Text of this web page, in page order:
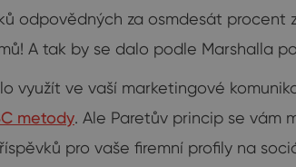
odpovědných za osmdesát
A tak by se dalo podle Marshalla
využít ve vaší marketingové
metody. Ale Paretův princip se vám
pro vaše firemní profily na